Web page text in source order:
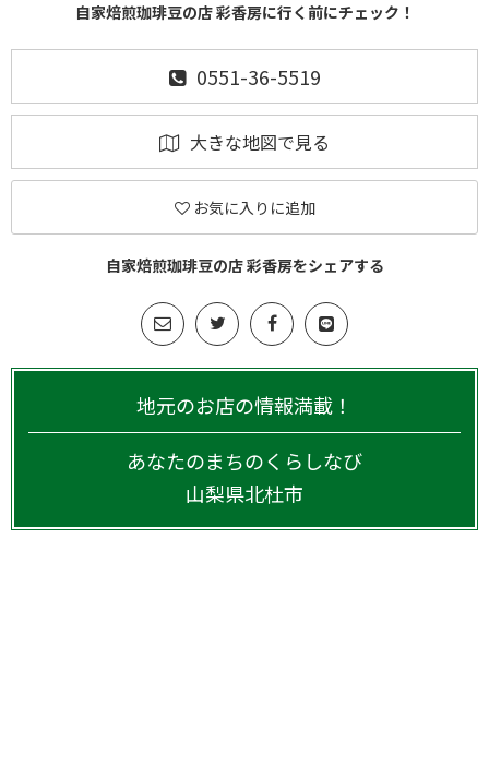
自家焙煎珈琲豆の店 彩香房に行く前にチェック！
0551-36-5519
大きな地図で見る
お気に入りに追加
自家焙煎珈琲豆の店 彩香房をシェアする
地元のお店の情報満載！
あなたのまちのくらしなび
山梨県北杜市